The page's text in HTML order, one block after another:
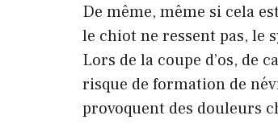
De même, même si cela
le chiot ne ressent pas, le
Lors de la coupe d’os, de
risque de formation de
provoquent des douleurs